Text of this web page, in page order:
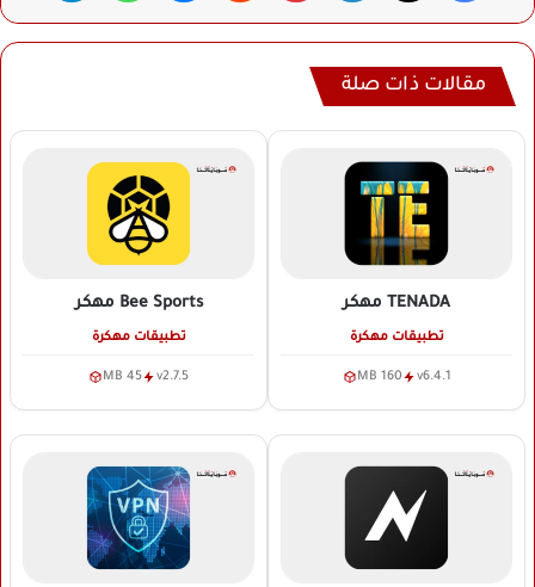
مقالات ذات صلة
TENADA مهكر
تطبيقات مهكرة
v6.4.1
160 MB
Bee Sports مهكر
تطبيقات مهكرة
v2.7.5
45 MB